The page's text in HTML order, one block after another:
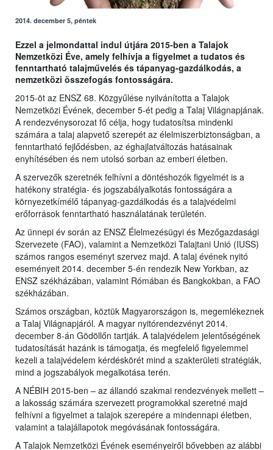
2014. december 5, péntek
Ezzel a jelmondattal indul útjára 2015-ben a Talajok
Nemzetközi Éve, amely felhívja a figyelmet a tudatos és
fenntartható talajművelés és tápanyag-gazdálkodás, a
nemzetközi összefogás fontosságára.
2015-öt az ENSZ 68. Közgyűlése nyilvánította a Talajok
Nemzetközi Évének, december 5-ét pedig a Talaj Világnapjának.
A rendezvénysorozat fő célja, hogy tudatosítsa mindenki
számára a talaj alapvető szerepét az élelmiszerbiztonságban, a
fenntartható fejlődésben, az éghajlatváltozás hatásainak
enyhítésében és nem utolsó sorban az emberi életben.
A szervezők szeretnék felhívni a döntéshozók figyelmét is a
hatékony stratégia- és jogszabályalkotás fontosságára a
környezetkímélő tápanyag-gazdálkodás és a talajvédelmi
erőforrások fenntartható használatának területén.
Az ünnepi év során az ENSZ Élelmezésügyi és Mezőgazdasági
Szervezete (FAO), valamint a Nemzetközi Talajtani Unió (IUSS)
számos rangos eseményt szervez majd. A talaj évének nyitó
eseményeit 2014. december 5-én rendezik New Yorkban, az
ENSZ székházában, valamint Rómában és Bangkokban, a FAO
székházában.
Számos országban, köztük Magyarországon is, megemlékeznek
a Talaj Világnapjáról. A magyar nyitórendezvényt 2014.
december 8-án Gödöllőn tartják. A talajvédelem jelentőségének
tudatosítását hazánk is támogatja, és megfelelő figyelemmel
kezeli a talajvédelem kérdéskörét mind a szakterületi stratégiák,
mind a jogszabályok megalkotása terén.
A NÉBIH 2015-ben – az állandó szakmai rendezvények mellett –
a lakosság számára szervezett programokkal szeretné majd
felhívni a figyelmet a talajok szerepére a mindennapi életben,
valamint a talajállapotok megóvásának fontosságára.
A Talajok Nemzetközi Évének eseményeiről bővebben az alábbi